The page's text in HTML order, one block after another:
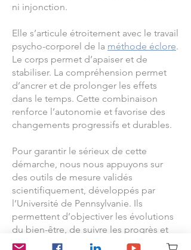
ni injonction.
Elle s’articule étroitement avec le travail
psycho-corporel de la méthode éclore.
Le corps permet d’apaiser et de
stabiliser. La compréhension permet
d’ancrer et de prolonger les effets
dans le temps. Cette combinaison
renforce l’autonomie et favorise des
changements progressifs et durables.
Pour garantir le sérieux de cette
démarche, nous nous appuyons sur
des outils de mesure validés
scientifiquement, développés par
l’Université de Pennsylvanie. Ils
permettent d’objectiver les évolutions
du bien-être, de suivre les progrès et
de montrer que les effets ressentis